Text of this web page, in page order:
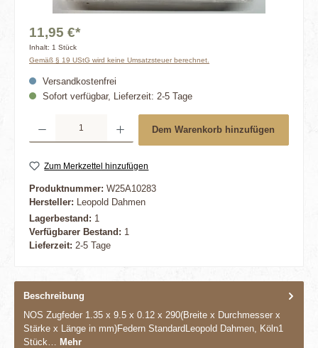
11,95 €*
Inhalt: 1 Stück
Gemäß § 19 UStG wird keine Umsatzsteuer berechnet.
Versandkostenfrei
Sofort verfügbar, Lieferzeit: 2-5 Tage
Dem Warenkorb hinzufügen
Zum Merkzettel hinzufügen
Produktnummer: W25A10283
Hersteller: Leopold Dahmen
Lagerbestand: 1
Verfügbarer Bestand: 1
Lieferzeit: 2-5 Tage
Beschreibung
NOS Zugfeder 1.35 x 9.5 x 0.12 x 290(Breite x Durchmesser x
Stärke x Länge in mm)Federn StandardLeopold Dahmen, Köln1
Stück… Mehr